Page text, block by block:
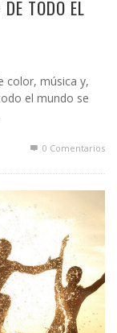
TODO EL
color, música y,
el mundo se
0 Comentarios